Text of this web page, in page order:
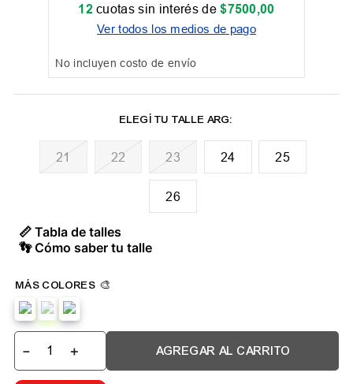
12 cuotas sin interés de$7500,00
Ver todos los medios de pago
No incluyen costo de envío
21 22 23 24 25
26
📏 Tabla de talles
👣 Cómo saber tu talle
＋
－ AGREGAR AL CARRITO